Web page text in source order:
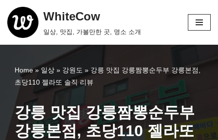
콘
텐
WhiteCow
일상, 맛집, 가볼만한 곳, 명소 소개
Home» 일상 » 강원도 » 강릉 맛집 강릉짬뽕순두부 강릉본점,
초당110 젤라또 솔직 리뷰
강릉 맛집 강릉짬뽕순두부
강릉본점, 초당110 젤라또